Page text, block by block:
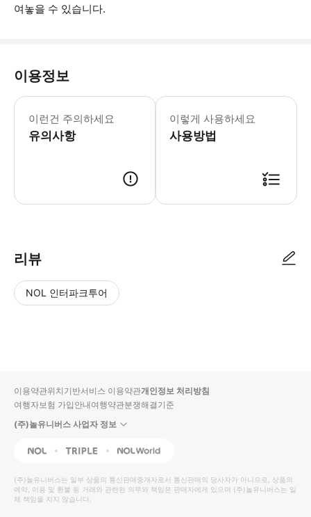
여놓을 수 있습니다.
이용정보
이런건 주의하세요
유의사항
센터는 빈치 중심부에 위치하여 도보
이렇게 사용하세요
사용방법
리뷰
NOL 인터파크투어
입니
다.
높
은
순
동
영
상
순
상
이용약관위치기반서비스 이용약관개인정보 처리방침
여행자보험 가입안내여행약관분쟁해결기준
(주)놀유니버스 사업자 정보
NOL Triple Interpark Global
(주)놀유니버스는 일부 상품의 통신판매중개자로서 통신판매의 당사자가 아니므로, 상품의
예약, 이용 및 환불 등 거래와 관련된 의무와 책임은 판매자에게 있으며 (주)놀유니버스는 일
체 책임을 지지 않습니다.